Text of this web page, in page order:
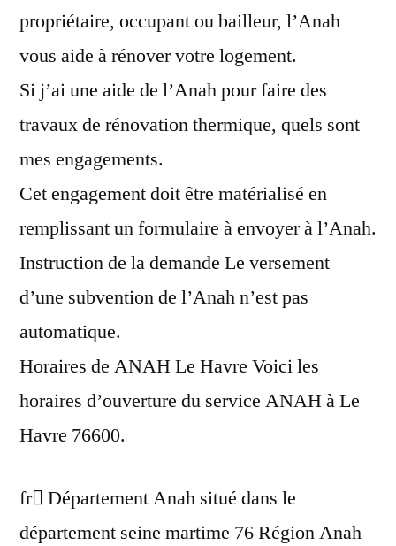
propriétaire, occupant ou bailleur, l’Anah
vous aide à rénover votre logement.
Si j’ai une aide de l’Anah pour faire des
travaux de rénovation thermique, quels sont
mes engagements.
Cet engagement doit être matérialisé en
remplissant un formulaire à envoyer à l’Anah.
Instruction de la demande Le versement
d’une subvention de l’Anah n’est pas
automatique.
Horaires de ANAH Le Havre Voici les
horaires d’ouverture du service ANAH à Le
Havre 76600.
fr Département Anah situé dans le
département seine martime 76 Région Anah